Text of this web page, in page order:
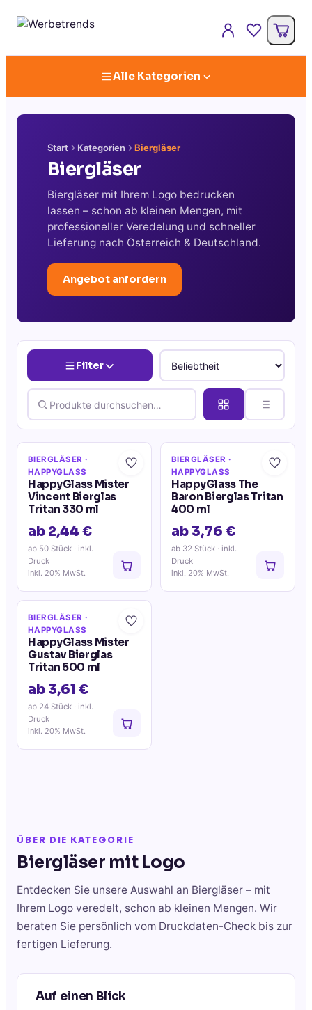
Alle Kategorien
Start Kategorien Biergläser
Biergläser
Biergläser mit Ihrem Logo bedrucken
lassen – schon ab kleinen Mengen, mit
professioneller Veredelung und schneller
Lieferung nach Österreich & Deutschland.
Angebot anfordern
Filter
BIERGLÄSER ·
HAPPYGLASS
HappyGlass Mister
Vincent Bierglas
Tritan 330 ml
ab 2,44 €
ab 50 Stück · inkl.
Druck
inkl. 20% MwSt.
BIERGLÄSER ·
HAPPYGLASS
HappyGlass The
Baron Bierglas Tritan
400 ml
ab 3,76 €
ab 32 Stück · inkl.
Druck
inkl. 20% MwSt.
BIERGLÄSER ·
HAPPYGLASS
HappyGlass Mister
Gustav Bierglas
Tritan 500 ml
ab 3,61 €
ab 24 Stück · inkl.
Druck
inkl. 20% MwSt.
ÜBER DIE KATEGORIE
Biergläser mit Logo
Entdecken Sie unsere Auswahl an Biergläser – mit
Ihrem Logo veredelt, schon ab kleinen Mengen. Wir
beraten Sie persönlich vom Druckdaten-Check bis zur
fertigen Lieferung.
Auf einen Blick